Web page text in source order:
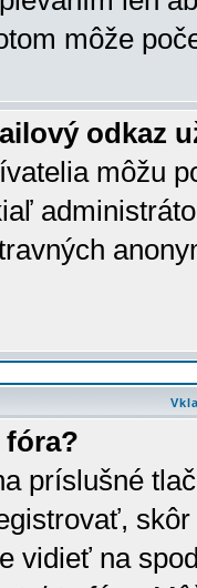
môže
odkaz
môžu
fóra?
príslušné
vidieť na